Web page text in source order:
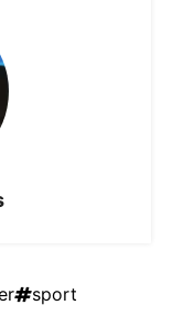
sport